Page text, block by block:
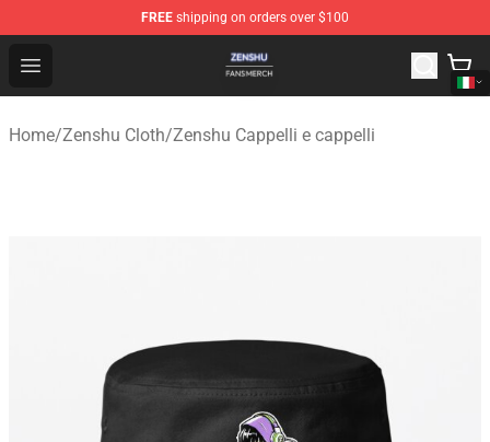
FREE shipping on orders over $100
Open menu
Zenshu Shop - Official Zenshu Merchandise Store
Home/Zenshu Cloth/Zenshu Cappelli e cappelli